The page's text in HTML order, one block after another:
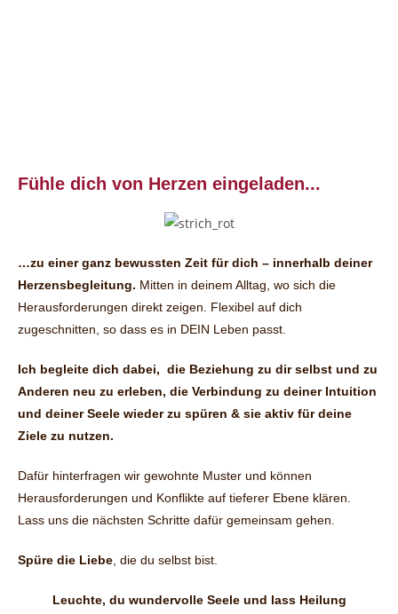
Fühle dich von Herzen eingeladen...
…zu einer ganz bewussten Zeit für dich – innerhalb deiner
Herzensbegleitung. Mitten in deinem Alltag, wo sich die
Herausforderungen direkt zeigen. Flexibel auf dich
zugeschnitten, so dass es in DEIN Leben passt.
Ich begleite dich dabei, die Beziehung zu dir selbst und zu
Anderen neu zu erleben, die Verbindung zu deiner Intuition
und deiner Seele wieder zu spüren & sie aktiv für deine
Ziele zu nutzen.
Dafür hinterfragen wir gewohnte Muster und können
Herausforderungen und Konflikte auf tieferer Ebene klären.
Lass uns die nächsten Schritte dafür gemeinsam gehen.
Spüre die Liebe , die du selbst bist.
Leuchte, du wundervolle Seele und lass Heilung